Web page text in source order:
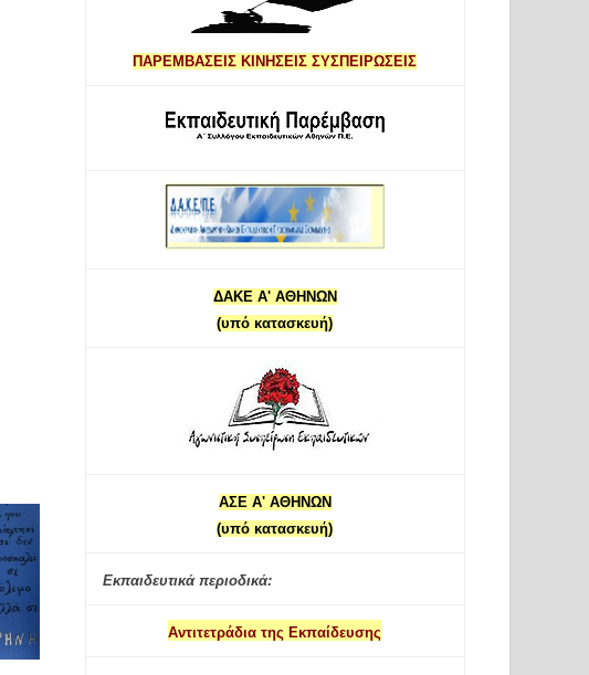
ΠΑΡΕΜΒΑΣΕΙΣ ΚΙΝΗΣΕΙΣ ΣΥΣΠΕΙΡΩΣΕΙΣ
ΔΑΚΕ Α' ΑΘΗΝΩΝ
(υπό κατασκευή)
ΑΣΕ Α' ΑΘΗΝΩΝ
(υπό κατασκευή)
Εκπαιδευτικά περιοδικά:
Αντιτετράδια της Εκπαίδευσης